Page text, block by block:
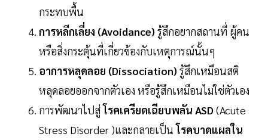
กระทบพื้น
การหลีกเลี่ยง (Avoidance) รู้สึกอยากสถานที่ ผู้คน
หรือสิ่งกระตุ้นที่เกี่ยวข้องกับเหตุการณ์นั้นๆ
อาการหลุดลอย (Dissociation) รู้สึกเหมือนสติ
หลุดลอยออกจากตัวเอง หรือรู้สึกเหมือนไม่ใช่ตัวเอง
การพัฒนาไปสู่โรคเครียดเฉียบพลัน ASD (Acute
Stress Disorder )และกลายเป็นโรคบาดแผลใน